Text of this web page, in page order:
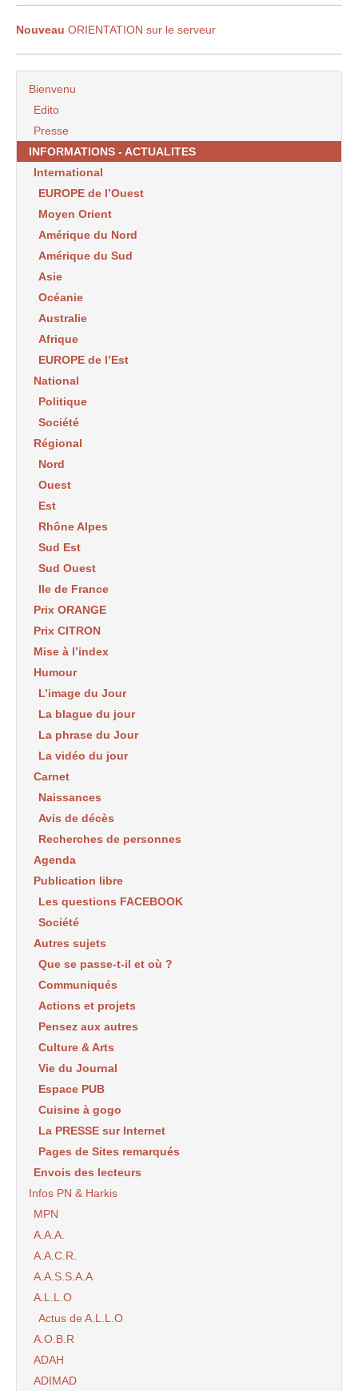
Nouveau ORIENTATION sur le serveur
Bienvenu
Edito
Presse
INFORMATIONS - ACTUALITES
International
EUROPE de l’Ouest
Moyen Orient
Amérique du Nord
Amérique du Sud
Asie
Océanie
Australie
Afrique
EUROPE de l’Est
National
Politique
Société
Régional
Nord
Ouest
Est
Rhône Alpes
Sud Est
Sud Ouest
Ile de France
Prix ORANGE
Prix CITRON
Mise à l’index
Humour
L’image du Jour
La blague du jour
La phrase du Jour
La vidéo du jour
Carnet
Naissances
Avis de décès
Recherches de personnes
Agenda
Publication libre
Les questions FACEBOOK
Société
Autres sujets
Que se passe-t-il et où ?
Communiqués
Actions et projets
Pensez aux autres
Culture & Arts
Vie du Journal
Espace PUB
Cuisine à gogo
La PRESSE sur Internet
Pages de Sites remarqués
Envois des lecteurs
Infos PN & Harkis
MPN
A.A.A.
A.A.C.R.
A.A.S.S.A.A
A.L.L.O
Actus de A.L.L.O
A.O.B.R
ADAH
ADIMAD